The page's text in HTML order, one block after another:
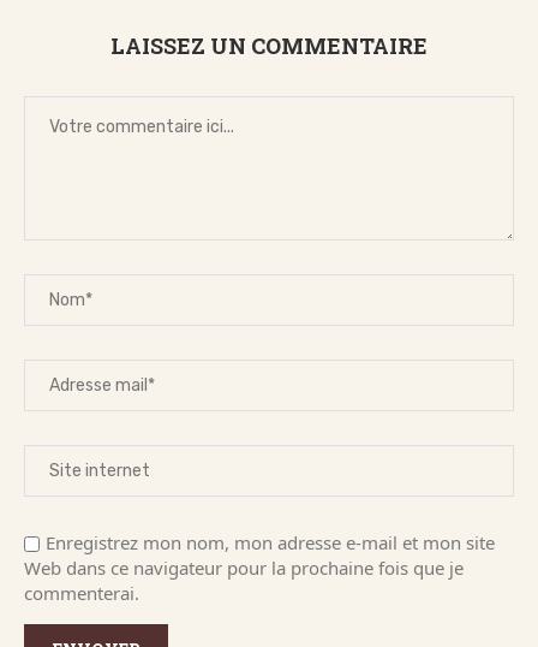
LAISSEZ UN COMMENTAIRE
Enregistrez mon nom, mon adresse e-mail et mon site
Web dans ce navigateur pour la prochaine fois que je
commenterai.